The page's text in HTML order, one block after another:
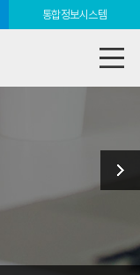
통합정보시스템